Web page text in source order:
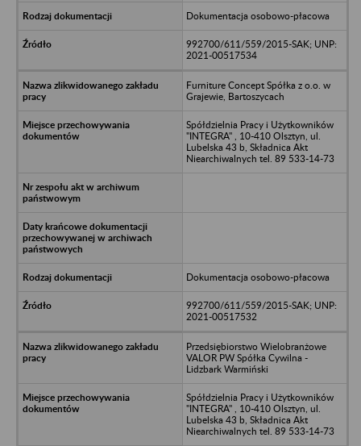
Dokumentacja osobowo-płacowa
992700/611/559/2015-SAK; UNP:
2021-00517534
Furniture Concept Spółka z o.o. w
Grajewie, Bartoszycach
Spółdzielnia Pracy i Użytkowników
"INTEGRA" , 10-410 Olsztyn, ul.
Lubelska 43 b, Składnica Akt
Niearchiwalnych tel. 89 533-14-73
Dokumentacja osobowo-płacowa
992700/611/559/2015-SAK; UNP:
2021-00517532
Przedsiębiorstwo Wielobranżowe
VALOR PW Spółka Cywilna -
Lidzbark Warmiński
Spółdzielnia Pracy i Użytkowników
"INTEGRA" , 10-410 Olsztyn, ul.
Lubelska 43 b, Składnica Akt
Niearchiwalnych tel. 89 533-14-73